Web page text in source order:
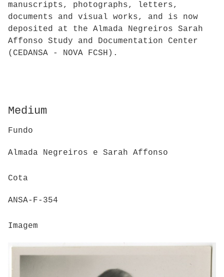
manuscripts, photographs, letters,
documents and visual works, and is now
deposited at the Almada Negreiros Sarah
Affonso Study and Documentation Center
(CEDANSA - NOVA FCSH).
Medium
Fundo
Almada Negreiros e Sarah Affonso
Cota
ANSA-F-354
Imagem